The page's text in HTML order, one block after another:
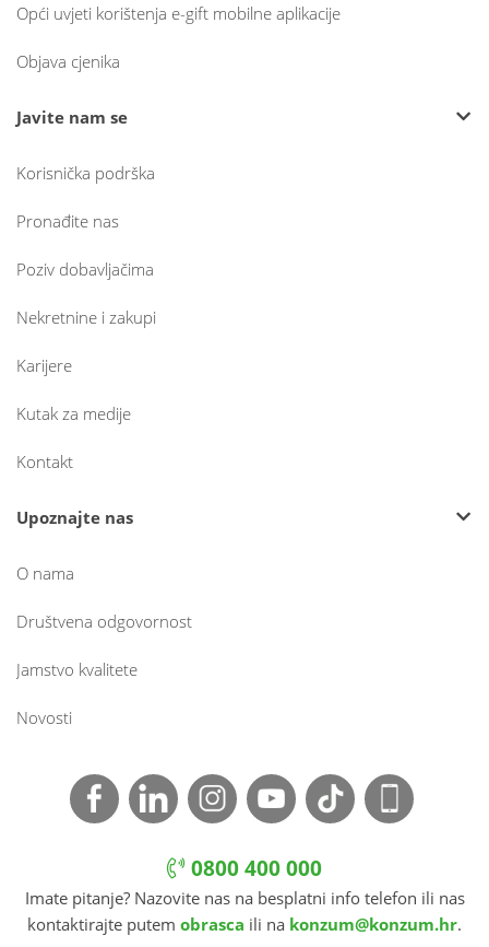
Opći uvjeti korištenja e-gift mobilne aplikacije
Objava cjenika
Javite nam se
Korisnička podrška
Pronađite nas
Poziv dobavljačima
Nekretnine i zakupi
Karijere
Kutak za medije
Kontakt
Upoznajte nas
O nama
Društvena odgovornost
Jamstvo kvalitete
Novosti
0800 400 000
Imate pitanje? Nazovite nas na besplatni info telefon ili nas
kontaktirajte putem obrasca ili na konzum@konzum.hr.